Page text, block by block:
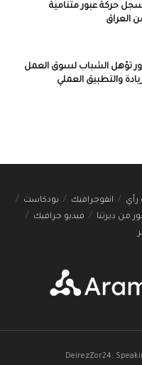
حركة عبور متنامية
العراق
تؤهل الشباب لسوق العمل
والتطبيق العملي
رأي انفوجرافيك
بودكاست
من ديرتنا
فيديو جرافيك
DeirezZor24: